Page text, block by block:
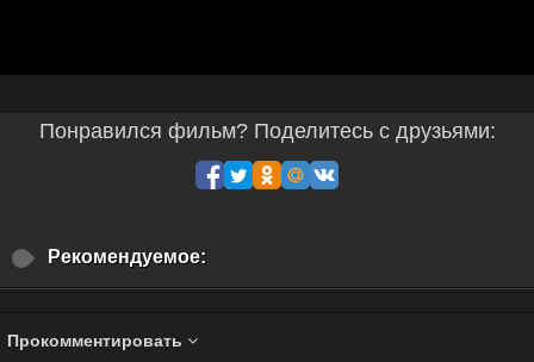
Понравился фильм? Поделитесь с друзьями:
Рекомендуемое:
Прокомментировать